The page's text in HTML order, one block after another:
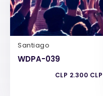
Santiago
WDPA-039
CLP 2.300 CLP